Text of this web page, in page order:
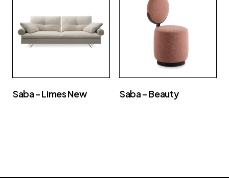
Saba – Limes New Saba – Beauty